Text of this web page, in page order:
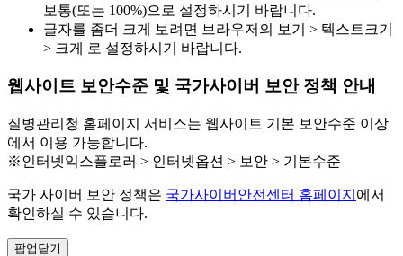
보통(또는 100%)으로 설정하시기 바랍니다.
글자를 좀더 크게 보려면 브라우저의 보기 > 텍스트크기
> 크게 로 설정하시기 바랍니다.
웹사이트 보안수준 및 국가사이버 보안 정책 안내
질병관리청 홈페이지 서비스는 웹사이트 기본 보안수준 이상
에서 이용 가능합니다.
※인터넷익스플로러 > 인터넷옵션 > 보안 > 기본수준
국가 사이버 보안 정책은 국가사이버안전센터 홈페이지 에서
확인하실 수 있습니다.
팝업닫기